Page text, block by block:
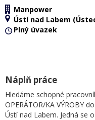
Manpower
Ústí nad Labem
Plný úvazek
Náplň práce
Hledáme schopné
OPERÁTOR/KA VÝROBY
Ústí nad Labem. Jedná se